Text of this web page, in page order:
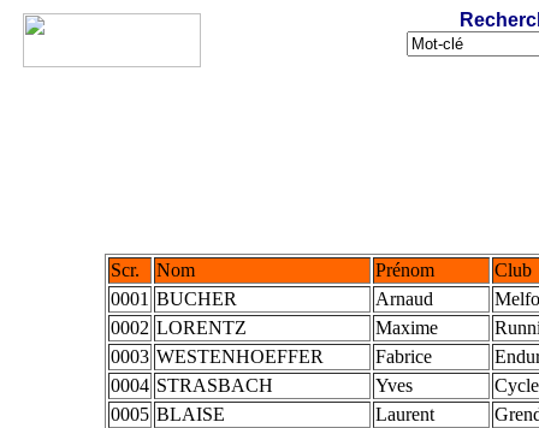
Scr. Nom Prénom
Club
0001 BUCHER Arnaud
0002 LORENTZ Maxime
0003 WESTENHOEFFER Fabrice
0004 STRASBACH Yves
0005 BLAISE Laurent